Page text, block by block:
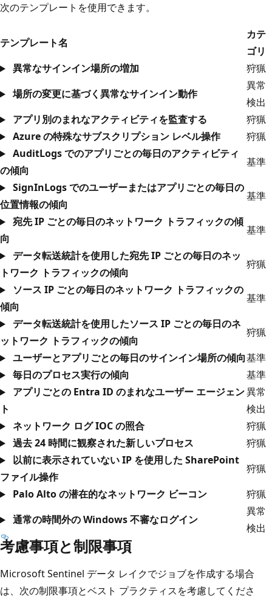
次のテンプレートを使用できます。
テンプレート名
カテ
ゴリ
異常なサインイン場所の増加
狩猟
場所の変更に基づく異常なサインイン動作
異常
検出
アプリ別のまれなアクティビティを監査する
狩猟
Azure の特殊なサブスクリプション レベル操作
狩猟
AuditLogs でのアプリごとの毎日のアクティビティ
の傾向
基準
SignInLogs でのユーザーまたはアプリごとの毎日の
位置情報の傾向
基準
宛先 IP ごとの毎日のネットワーク トラフィックの傾
向
基準
データ転送統計を使用した宛先 IP ごとの毎日のネッ
トワーク トラフィックの傾向
狩猟
ソース IP ごとの毎日のネットワーク トラフィックの
傾向
基準
データ転送統計を使用したソース IP ごとの毎日のネ
ットワーク トラフィックの傾向
狩猟
ユーザーとアプリごとの毎日のサインイン場所の傾向基準
毎日のプロセス実行の傾向
基準
アプリごとの Entra ID のまれなユーザー エージェン
ト
異常
検出
ネットワーク ログ IOC の照合
狩猟
過去 24 時間に観察された新しいプロセス
狩猟
以前に表示されていない IP を使用した SharePoint
ファイル操作
狩猟
Palo Alto の潜在的なネットワーク ビーコン
狩猟
通常の時間外の Windows 不審なログイン
異常
検出
考慮事項と制限事項
Microsoft Sentinel データ レイクでジョブを作成する場合
は、次の制限事項とベスト プラクティスを考慮してくださ